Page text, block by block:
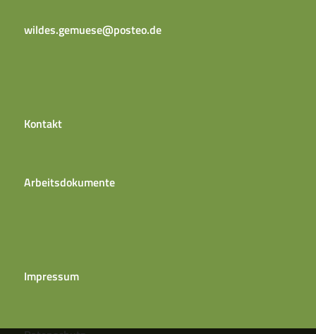
wildes.gemuese@posteo.de
Kontakt
Arbeitsdokumente
Impressum